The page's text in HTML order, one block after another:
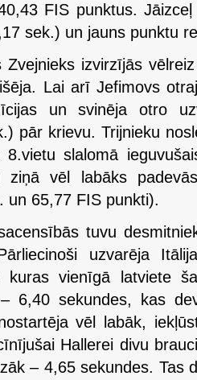
FIS punktus.
sek.) un jauns punktu
Zvejnieks izvirzījās
Lai arī Jefimovs
un svinēja otro
pār krievu. Trijnieku
8.vietu slalomā
ziņā vēl labāks
un 65,77 FIS punkti).
tuvu
uzvarēja
kuras vienīgā latviete
6,40 sekundes, kas
vēl labāk,
Hallerei divu
– 4,65 sekundes. Tas